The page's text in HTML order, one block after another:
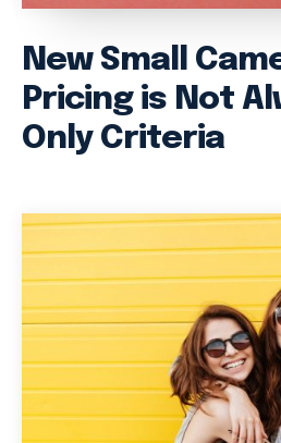
New Small
Pricing is Not
Only Criteria